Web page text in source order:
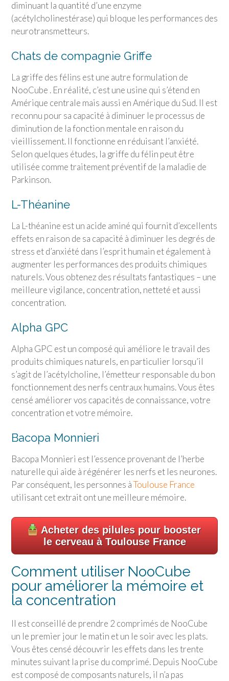
diminuant la quantité d’une enzyme
(acétylcholinestérase) qui bloque les performances des
neurotransmetteurs.
Chats de compagnie Griffe
La griffe des félins est une autre formulation de
NooCube . En réalité, c’est une usine qui s’étend en
Amérique centrale mais aussi en Amérique du Sud. Il est
reconnu pour sa capacité à diminuer le processus de
diminution de la fonction mentale en raison du
vieillissement. Il fonctionne en réduisant l’anxiété.
Selon quelques études, la griffe du félin peut être
utilisée comme traitement préventif de la maladie de
Parkinson.
L-Théanine
La L-théanine est un acide aminé qui fournit d’excellents
effets en raison de sa capacité à diminuer les degrés de
stress et d’anxiété dans l’esprit humain et également à
augmenter les performances des produits chimiques
naturels. Vous obtenez des résultats fantastiques – une
meilleure vigilance, concentration, netteté et aussi
concentration.
Alpha GPC
Alpha GPC est un composé qui améliore le travail des
produits chimiques naturels, en particulier lorsqu’il
s’agit de l’acétylcholine, l’émetteur responsable du bon
fonctionnement des nerfs centraux humains. Vous êtes
censé améliorer vos capacités de connaissance, votre
concentration et votre mémoire.
Bacopa Monnieri
Bacopa Monnieri est l’essence provenant de l’herbe
naturelle qui aide à régénérer les nerfs et les neurones.
Par conséquent, les personnes àToulouse France
utilisant cet extrait ont une meilleure mémoire.
Acheter des pilules pour booster
le cerveau à Toulouse France
Comment utiliser NooCube
pour améliorer la mémoire et
la concentration
Il est conseillé de prendre 2 comprimés de NooCube
un le premier jour le matin et un le soir avec les plats.
Vous êtes censé découvrir les effets dans les trente
minutes suivant la prise du comprimé. Depuis NooCube
est composé de composants naturels, il n’a pas